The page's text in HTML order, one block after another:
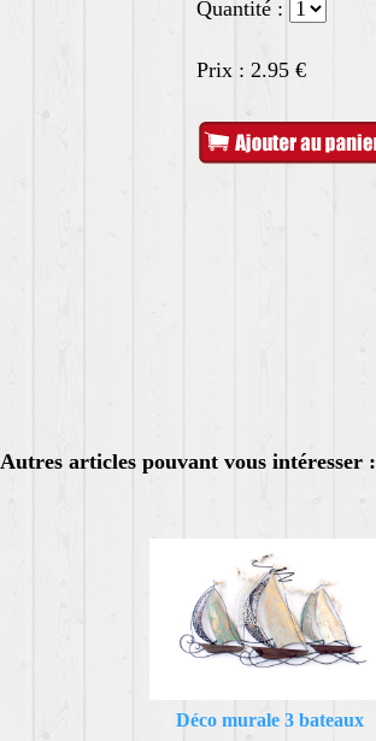
Quantité :
Prix : 2.95 €
Autres articles pouvant vous intéresser :
Déco murale 3 bateaux